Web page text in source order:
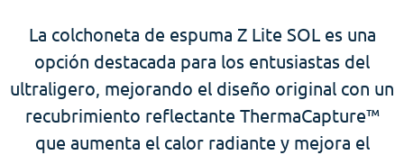
La colchoneta de espuma Z Lite SOL es una
opción destacada para los entusiastas del
ultraligero, mejorando el diseño original con un
recubrimiento reflectante ThermaCapture™
que aumenta el calor radiante y mejora el